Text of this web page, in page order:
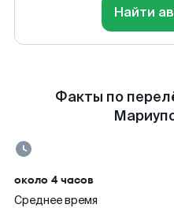
Найти
Факты по
около 4 часов
Среднее время